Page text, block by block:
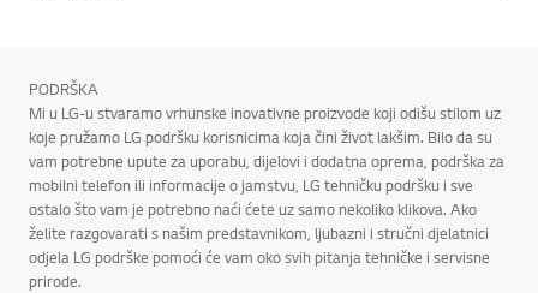
PODRŠKA
Mi u LG-u stvaramo vrhunske inovativne proizvode koji odišu stilom uz
koje pružamo LG podršku korisnicima koja čini život lakšim. Bilo da su
vam potrebne upute za uporabu, dijelovi i dodatna oprema, podrška za
mobilni telefon ili informacije o jamstvu, LG tehničku podršku i sve
ostalo što vam je potrebno naći ćete uz samo nekoliko klikova. Ako
želite razgovarati s našim predstavnikom, ljubazni i stručni djelatnici
odjela LG podrške pomoći će vam oko svih pitanja tehničke i servisne
prirode.